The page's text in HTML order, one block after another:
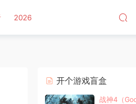
2026
开个游戏盲盒
战神4（